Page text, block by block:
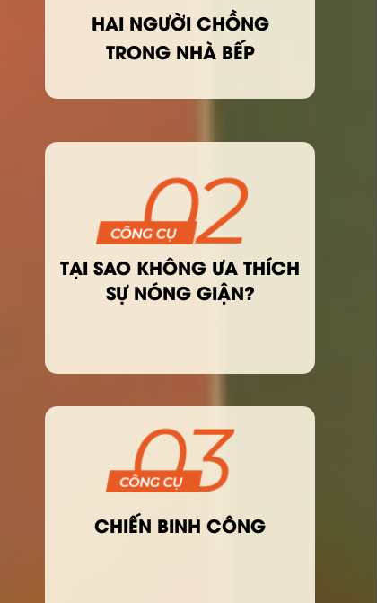
HAI NGƯỜI CHỒNG
TRONG NHÀ BẾP
CHIẾN BINH CÔNG
TẠI SAO KHÔNG ƯA THÍCH
SỰ NÓNG GIẬN?